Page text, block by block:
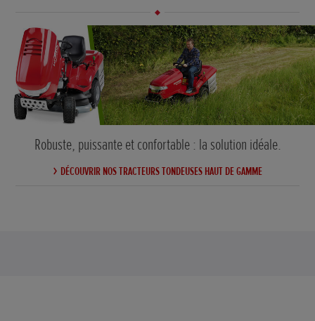
Robuste, puissante et confortable : la solution idéale.
DÉCOUVRIR NOS TRACTEURS TONDEUSES HAUT DE GAMME